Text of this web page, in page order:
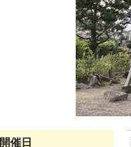
開催日